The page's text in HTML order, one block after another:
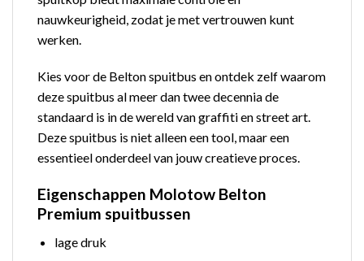
nauwkeurigheid, zodat je met vertrouwen kunt
werken.
Kies voor de Belton spuitbus en ontdek zelf waarom
deze spuitbus al meer dan twee decennia de
standaard is in de wereld van graffiti en street art.
Deze spuitbus is niet alleen een tool, maar een
essentieel onderdeel van jouw creatieve proces.
Eigenschappen Molotow Belton
Premium spuitbussen
lage druk